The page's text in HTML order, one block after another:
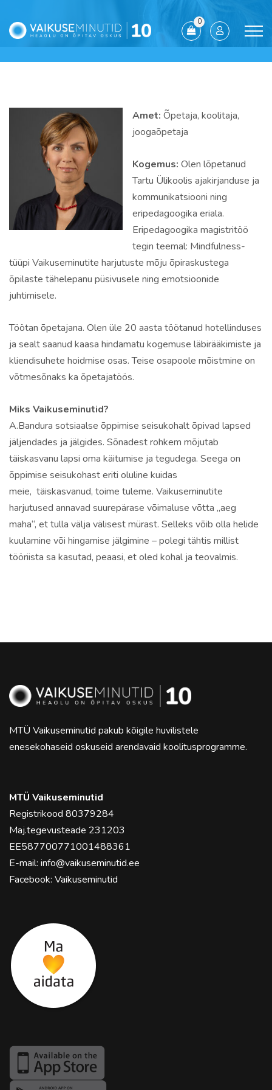
0
Amet: Õpetaja, koolitaja,
joogaõpetaja
Kogemus: Olen lõpetanud
Tartu Ülikoolis ajakirjanduse ja
kommunikatsiooni ning
eripedagoogika eriala.
Eripedagoogika magistritöö
tegin teemal: Mindfulness-
tüüpi Vaikuseminutite harjutuste mõju õpiraskustega
õpilaste tähelepanu püsivusele ning emotsioonide
juhtimisele.
Töötan õpetajana. Olen üle 20 aasta töötanud hotellinduses
ja sealt saanud kaasa hindamatu kogemuse läbirääkimiste ja
kliendisuhete hoidmise osas. Teise osapoole mõistmine on
võtmesõnaks ka õpetajatöös.
Miks Vaikuseminutid?
A.Bandura sotsiaalse õppimise seisukohalt õpivad lapsed
jäljendades ja jälgides. Sõnadest rohkem mõjutab
täiskasvanu lapsi oma käitumise ja tegudega. Seega on
õppimise seisukohast eriti oluline kuidas
meie, täiskasvanud, toime tuleme. Vaikuseminutite
harjutused annavad suurepärase võimaluse võtta „aeg
maha“, et tulla välja välisest mürast. Selleks võib olla helide
kuulamine või hingamise jälgimine – polegi tähtis millist
tööriista sa kasutad, peaasi, et oled kohal ja teovalmis.
MTÜ Vaikuseminutid pakub kõigile huvilistele
enesekohaseid oskuseid arendavaid koolitusprogramme.
MTÜ Vaikuseminutid
Registrikood 80379284
Maj.tegevusteade 231203
EE587700771001488361
E-mail: info@vaikuseminutid.ee
Facebook: Vaikuseminutid